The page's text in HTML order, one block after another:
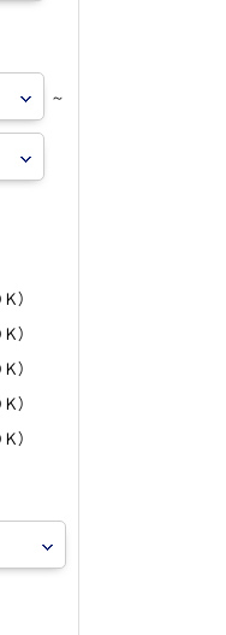
～
）
）
）
）
）